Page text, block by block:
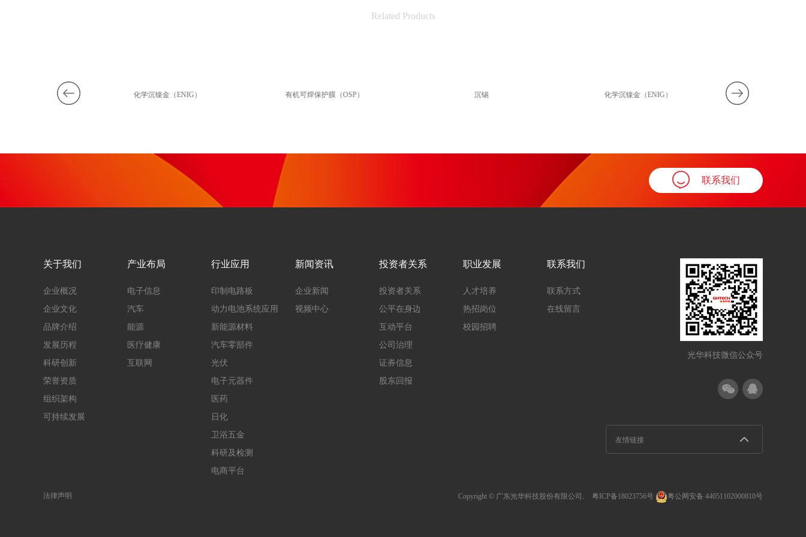
Related Products
化学沉镍金（ENIG） 有机可焊保护膜（OSP） 沉锡 化学沉镍金（ENIG）
联系我们
关于我们
企业概况
企业文化
品牌介绍
发展历程
科研创新
荣誉资质
组织架构
可持续发展
产业布局
电子信息
汽车
能源
医疗健康
互联网
行业应用
印制电路板
动力电池系统应用
新能源材料
汽车零部件
光伏
电子元器件
医药
日化
卫浴五金
科研及检测
电商平台
新闻资讯
企业新闻
视频中心
投资者关系
投资者关系
公平在身边
互动平台
公司治理
证券信息
股东回报
职业发展
人才培养
热招岗位
校园招聘
联系我们
联系方式
在线留言
光华科技微信公众号
友情链接
法律声明 Copyright © 广东光华科技股份有限公司. 粤ICP备18023756号 粤公网安备 44051102000810号